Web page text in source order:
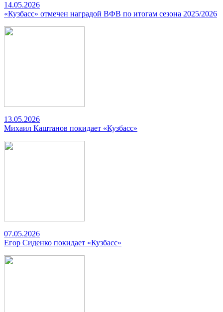
14.05.2026
«Кузбасс» отмечен наградой ВФВ по итогам сезона 2025/2026
13.05.2026
Михаил Каштанов покидает «Кузбасс»
07.05.2026
Егор Сиденко покидает «Кузбасс»